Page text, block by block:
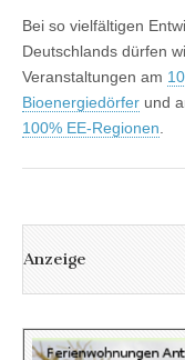
Bei so vielfältigen
Deutschlands dürfen
Veranstaltungen am
Bioenergiedörfer und
100% EE-Regionen.
Anzeige